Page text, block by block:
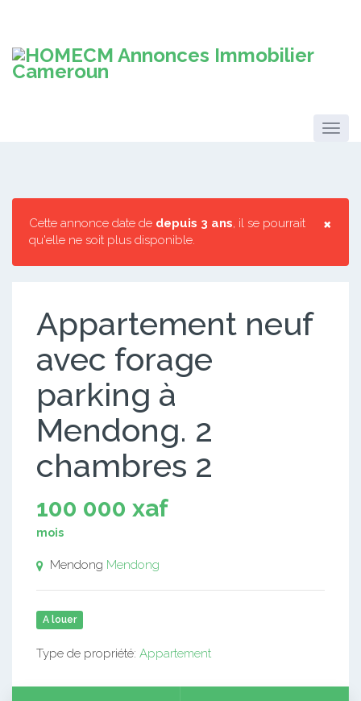
×
Cette annonce date de depuis 3 ans, il se pourrait
qu'elle ne soit plus disponible.
Appartement neuf
avec forage
parking à
Mendong. 2
chambres 2
100 000 xaf
mois
Mendong Mendong
A louer
Type de propriété: Appartement